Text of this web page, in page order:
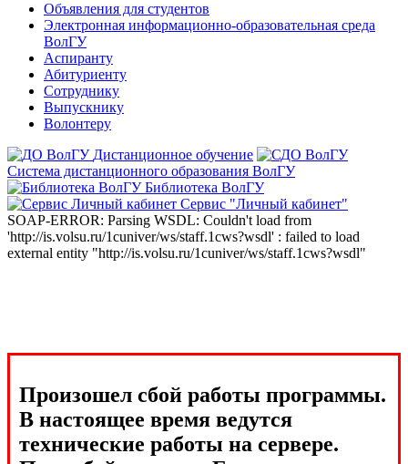
Объявления для студентов
Электронная информационно-образовательная среда
ВолГУ
Аспиранту
Абитуриенту
Сотруднику
Выпускнику
Волонтеру
Дистанционное обучение
Система дистанционного образования ВолГУ
Библиотека ВолГУ
Сервис "Личный кабинет"
SOAP-ERROR: Parsing WSDL: Couldn't load from
'http://is.volsu.ru/1cuniver/ws/staff.1cws?wsdl' : failed to load
external entity "http://is.volsu.ru/1cuniver/ws/staff.1cws?wsdl"
Произошел сбой работы программы.
В настоящее время ведутся
технические работы на сервере.